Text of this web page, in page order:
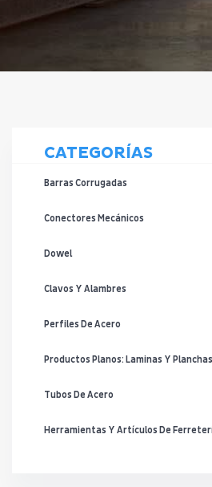
CATEGORÍAS
Barras Corrugadas
Conectores Mecánicos
Dowel
Clavos Y Alambres
Perfiles De Acero
Productos Planos: Laminas Y
Tubos De Acero
Herramientas Y Artículos De